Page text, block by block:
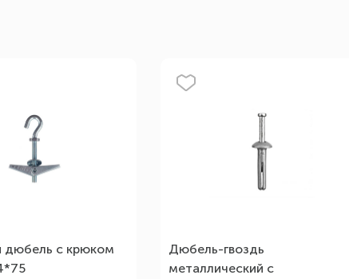
дюбель с крюком
Дюбель-гвоздь
металлический с